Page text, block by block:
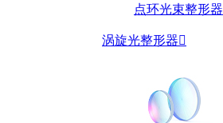
点环光束整形器
涡旋光整形器